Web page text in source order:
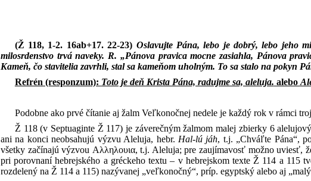
(Ž 118, 1-2. 16ab+17. 22-23) Oslavujte Pána, lebo je dobrý, lebo jeho
milosrdenstvo trvá naveky. R. „Pánova pravica mocne zasiahla, Pánova
Kameň, čo stavitelia zavrhli, stal sa kameňom uholným. To sa stalo na pokyn
Refrén (responzum): Toto je deň Krista Pána, radujme sa, aleluja. alebo
Podobne ako prvé čítanie aj žalm Veľkonočnej nedele je každý rok v rámci
Ž 118 (v Septuaginte Ž 117) je záverečným žalmom malej zbierky 6
ani na konci neobsahujú výzvu Aleluja, hebr. Hal-lújáh, t.j. „Chváľte Pána“,
všetky začínajú výzvou Αλληλουια, t.j. Aleluja; pre zaujímavosť možno uviesť,
pri porovnaní hebrejského a gréckeho textu – v hebrejskom texte Ž 114 a 115
rozdelený na Ž 114 a 115) nazývanej „veľkonočný“, príp. egyptský alebo aj